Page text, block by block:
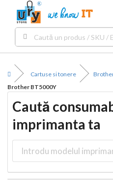
Cartuse si tonere
Brother BT5000Y
Caută
imprimanta ta